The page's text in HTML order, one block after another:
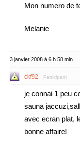
Mon numero de
Melanie
3 janvier 2008 à 6 h 58 min
ckf92 Participant
je connai 1 peu
sauna
avec ecran plat,
bonne affaire!